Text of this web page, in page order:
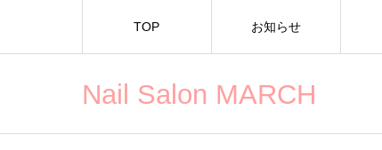
Nail Salon MARCH
TOP お知らせ